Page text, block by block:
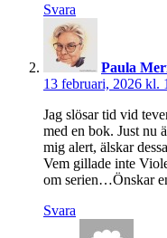
Svara
Paula
13 februari, 2026 kl.
Jag slösar tid vid
med en bok. Just nu
mig alert, älskar
Vem gillade inte
om serien…Önskar
Svara